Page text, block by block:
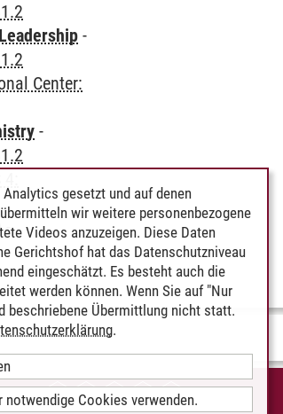
-
Center:
-
-
gesetzt und auf denen
wir weitere personenbezogene
Videos anzuzeigen. Diese Daten
Gerichtshof hat das Datenschutzniveau
eingeschätzt. Es besteht auch die
werden können. Wenn Sie auf "Nur
beschriebene Übermittlung nicht statt.
.
notwendige Cookies verwenden.